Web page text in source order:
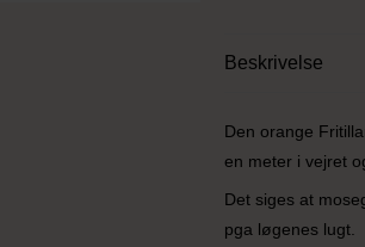
Beskrivelse
Den orange
en meter i vejret
Det siges at
pga løgenes lugt.